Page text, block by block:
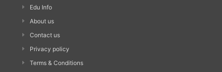
Edu Info
About us
Contact us
Privacy policy
Terms & Conditions